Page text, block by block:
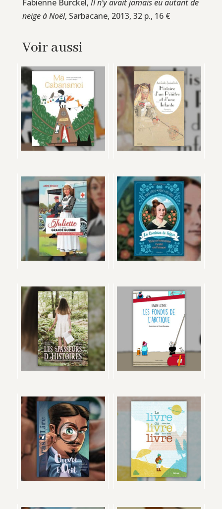
Fabienne Burckel, Il n’y avait jamais eu autant de
neige à Noël, Sarbacane, 2013, 32 p., 16 €
Voir aussi